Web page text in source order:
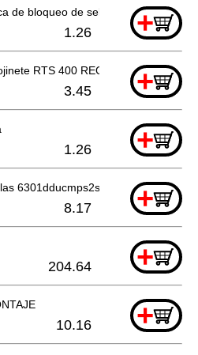
de bloqueo de sello M4x10+
1.26
RTS 400 REQ +
3.45
+
1.26
6301dducmps2s (antiguo 994272)
+
8.17
+
204.64
+
10.16